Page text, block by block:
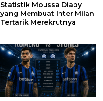
Statistik Moussa Diaby
yang Membuat Inter Milan
Tertarik Merekrutnya